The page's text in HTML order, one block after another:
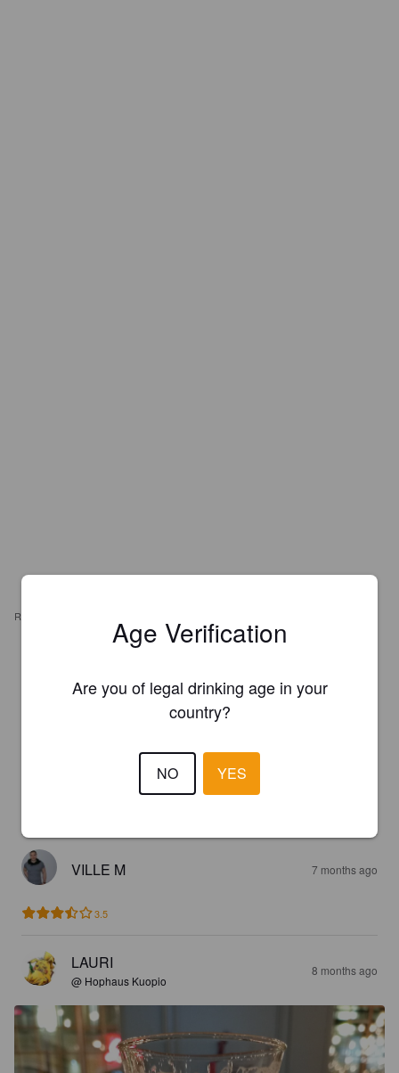
REVIEWS
VILLE M 7 months ago
3.5
LAURI
@ Hophaus Kuopio
8 months ago
Age Verification
Are you of legal drinking age in your
country?
NO YES